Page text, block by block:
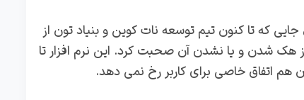
که تا کنون تیم توسعه نات کوین و بنیاد تون از
از هک شدن و یا نشدن آن صحبت کرد. این نرم افزار تا
اتفاق خاصی برای کاربر رخ نمی دهد.